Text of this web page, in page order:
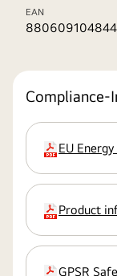
EAN
Erweiterung
EU
Erweiterung
Product
GPSR